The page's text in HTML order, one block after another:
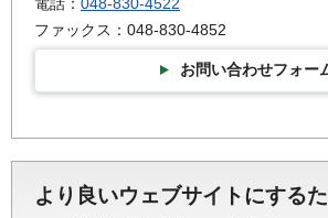
電話： 048-830-4522
ファックス：048-830-4852
お問い合わせフォー
より良いウェブサイトにする